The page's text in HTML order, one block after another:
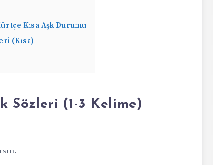
Kısa Aşk Durumu
(Kısa)
Sözleri (1-3 Kelime)